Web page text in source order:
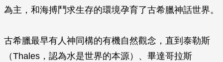
為主，和海搏鬥求生存的環境孕育了古希臘神話世界。
古希臘最早有人神同構的有機自然觀念，直到泰勒斯
（Thales，認為水是世界的本源）、畢達哥拉斯